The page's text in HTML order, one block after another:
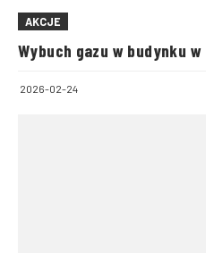
AKCJE
Wybuch gazu w budynku w
2026-02-24